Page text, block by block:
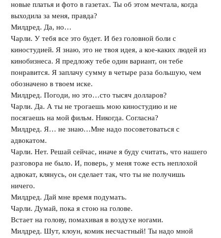
новые платья и фото в газетах. Ты об этом мечтала, когда
выходила за меня, правда?
Милдред. Да, но…
Чарли. У тебя все это будет. И без головной боли с
киностудией. Я знаю, это не твоя идея, а кое-каких людей из
кинобизнеса. Я предложу тебе один вариант, он тебе
понравится. Я заплачу сумму в четыре раза большую, чем
обозначено в твоем иске.
Милдред. Погоди, но это…сто тысяч долларов?
Чарли. Да. А ты не трогаешь мою киностудию и не
посягаешь на мой фильм. Никогда. Согласна?
Милдред. Я… не знаю…Мне надо посоветоваться с
адвокатом.
Чарли. Нет. Решай сейчас, иначе я буду считать, что нашего
разговора не было. И, поверь, у меня тоже есть неплохой
адвокат, клянусь, он сделает так, что ты не получишь
ничего.
Милдред. Дай мне время подумать.
Чарли. Думай, пока я стою на голове.
Встает на голову, помахивая в воздухе ногами.
Милдред. Шут, клоун, комик несчастный! Ты надо мной